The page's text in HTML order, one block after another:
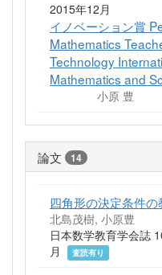
2015年12月
イノベーション賞
Mathematics
Technology
Mathematics and
小原 豊
論文 14
四角形の決定条件
北島茂樹, 小原豊
日本数学教育学会誌
月
査読有り